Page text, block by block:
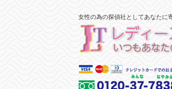
女性の為の探偵社としてあなたに